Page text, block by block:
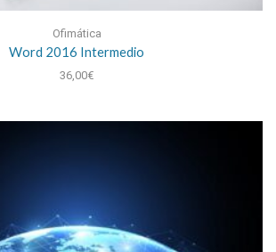
Ofimática
Word 2016 Intermedio
36,00€